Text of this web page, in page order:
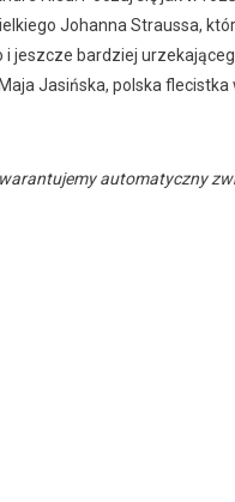
Johanna Straussa,
jeszcze bardziej
Jasińska, polska
automatyczny